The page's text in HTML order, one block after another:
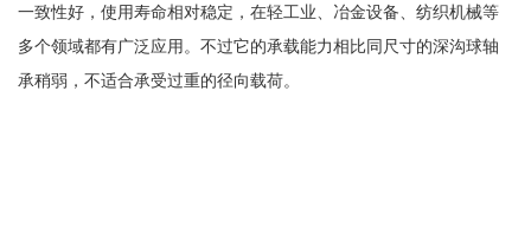
一致性好，使用寿命相对稳定，在轻工业、冶金设备、纺织机械等
多个领域都有广泛应用。不过它的承载能力相比同尺寸的深沟球轴
承稍弱，不适合承受过重的径向载荷。